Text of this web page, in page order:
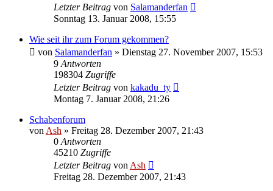
Letzter Beitrag von Salamanderfan
Sonntag 13. Januar 2008, 15:55
Wie seit ihr zum Forum gekommen?
von Salamanderfan » Dienstag 27. November 2007, 15:53
9 Antworten
198304 Zugriffe
Letzter Beitrag von kakadu_ty
Montag 7. Januar 2008, 21:26
Schabenforum
von Ash » Freitag 28. Dezember 2007, 21:43
0 Antworten
45210 Zugriffe
Letzter Beitrag von Ash
Freitag 28. Dezember 2007, 21:43